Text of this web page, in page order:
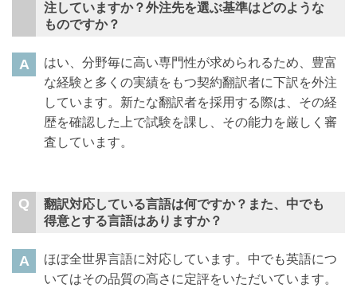
注していますか？外注先を選ぶ基準はどのような
ものですか？
はい、分野毎に高い専門性が求められるため、豊富
な経験と多くの実績をもつ契約翻訳者に下訳を外注
しています。新たな翻訳者を採用する際は、その経
歴を確認した上で試験を課し、その能力を厳しく審
査しています。
翻訳対応している言語は何ですか？また、中でも
得意とする言語はありますか？
ほぼ全世界言語に対応しています。中でも英語につ
いてはその品質の高さに定評をいただいています。